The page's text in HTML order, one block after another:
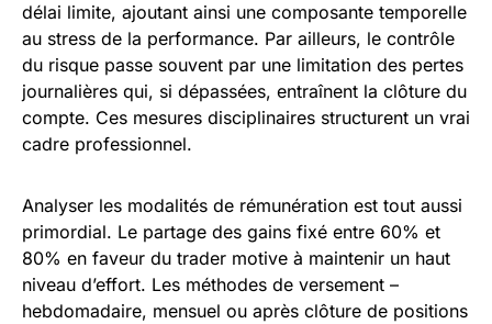
délai limite, ajoutant ainsi une composante temporelle
au stress de la performance. Par ailleurs, le contrôle
du risque passe souvent par une limitation des pertes
journalières qui, si dépassées, entraînent la clôture du
compte. Ces mesures disciplinaires structurent un vrai
cadre professionnel.
Analyser les modalités de rémunération est tout aussi
primordial. Le partage des gains fixé entre 60% et
80% en faveur du trader motive à maintenir un haut
niveau d’effort. Les méthodes de versement –
hebdomadaire, mensuel ou après clôture de positions